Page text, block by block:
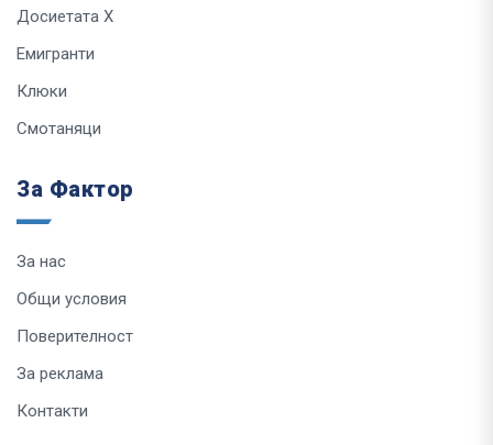
Досиетата Х
Емигранти
Клюки
Смотаняци
За Фактор
За нас
Общи условия
Поверителност
За реклама
Контакти